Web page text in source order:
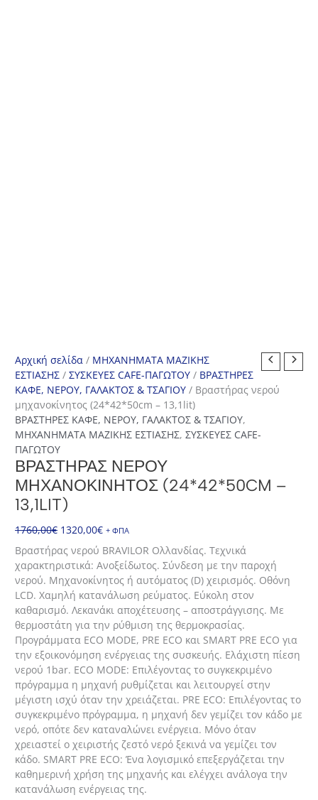
Αρχική σελίδα / ΜΗΧΑΝΗΜΑΤΑ ΜΑΖΙΚΗΣ
ΕΣΤΙΑΣΗΣ /ΣΥΣΚΕΥΕΣ CAFE-ΠΑΓΩΤΟΥ / ΒΡΑΣΤΗΡΕΣ
ΚΑΦΕ, ΝΕΡΟΥ, ΓΑΛΑΚΤΟΣ & ΤΣΑΓΙΟΥ / Βραστήρας νερού
μηχανοκίνητος (24*42*50cm – 13,1lit)
ΒΡΑΣΤΗΡΕΣ ΚΑΦΕ, ΝΕΡΟΥ, ΓΑΛΑΚΤΟΣ & ΤΣΑΓΙΟΥ,
ΜΗΧΑΝΗΜΑΤΑ ΜΑΖΙΚΗΣ ΕΣΤΙΑΣΗΣ,ΣΥΣΚΕΥΕΣ CAFE-
ΠΑΓΩΤΟΥ
ΒΡΑΣΤΉΡΑΣ ΝΕΡΟΎ
ΜΗΧΑΝΟΚΊΝΗΤΟΣ (24*42*50CM –
13,1LIT)
1760,00€ Original
was:
1760,00€.
1320,00€Η
τρέχουσα
τιμή
είναι:
1320,00€.
+ ΦΠΑ
Βραστήρας νερού BRAVILOR Ολλανδίας. Τεχνικά
χαρακτηριστικά: Ανοξείδωτος. Σύνδεση με την παροχή
νερού. Μηχανοκίνητος ή αυτόματος (D) χειρισμός. Οθόνη
LCD. Χαμηλή κατανάλωση ρεύματος. Εύκολη στον
καθαρισμό. Λεκανάκι αποχέτευσης – αποστράγγισης. Με
θερμοστάτη για την ρύθμιση της θερμοκρασίας.
Προγράμματα ECO MODE, PRE ECO και SMART PRE ECO για
την εξοικονόμηση ενέργειας της συσκευής. Ελάχιστη πίεση
νερού 1bar. ECO MODE: Επιλέγοντας το συγκεκριμένο
πρόγραμμα η μηχανή ρυθμίζεται και λειτουργεί στην
μέγιστη ισχύ όταν την χρειάζεται. PRE ECO: Επιλέγοντας το
συγκεκριμένο πρόγραμμα, η μηχανή δεν γεμίζει τον κάδο με
νερό, οπότε δεν καταναλώνει ενέργεια. Μόνο όταν
χρειαστεί ο χειριστής ζεστό νερό ξεκινά να γεμίζει τον
κάδο. SMART PRE ECO: Ένα λογισμικό επεξεργάζεται την
καθημερινή χρήση της μηχανής και ελέγχει ανάλογα την
κατανάλωση ενέργειας της.